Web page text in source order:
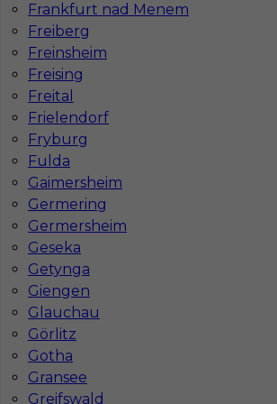
Frankfurt nad Menem
Freiberg
Freinsheim
Freising
Freital
Frielendorf
Fryburg
Fulda
Gaimersheim
Germering
Germersheim
Geseka
Getynga
Giengen
Glauchau
Görlitz
Gotha
Gransee
Greifswald
Mapa ofert pracy
Mapa kategorii
Informacje w sprawie pracy
Telefon:793-577-977
Dane firmy